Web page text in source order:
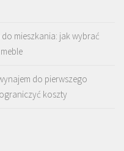
mieszkania: jak wybrać
do pierwszego
koszty